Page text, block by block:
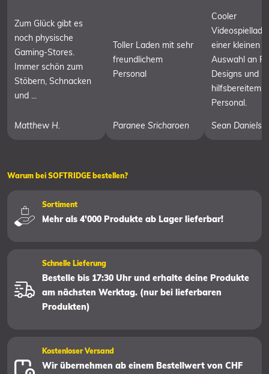
Zum Glück gibt es
noch physische
Gaming-Stores.
Immer schön zum
Stöbern, Schnacken
und ...
Matthew H.
Toller Laden mit sehr
freundlichem
Personal
Paranee Sricharoen
Cooler
einer kleinen
Auswahl an
Designs und
hilfsbereitem
Personal.
Sean Daniels
Warum bei SOFTRIDGE bestellen?
Sortiment
Mehr als 4'000 Produkte ab Lager lieferbar!
Schnelle Lieferung
Bestelle bis 17:30 Uhr und erhalte deine Produkte
am nächsten Werktag. (nur bei lieferbaren
Produkten)
Kostenloser Versand
Wir übernehmen ab einem Bestellwert von CHF